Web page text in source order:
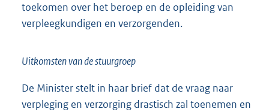
toekomen over het beroep en de opleiding van
verpleegkundigen en verzorgenden.
Uitkomsten van de stuurgroep
De Minister stelt in haar brief dat de vraag naar
verpleging en verzorging drastisch zal toenemen en